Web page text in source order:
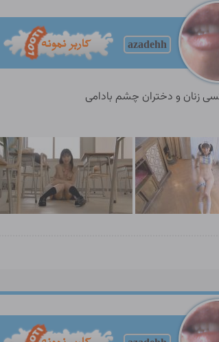
azadehh
زنان و دختران چشم بادامی